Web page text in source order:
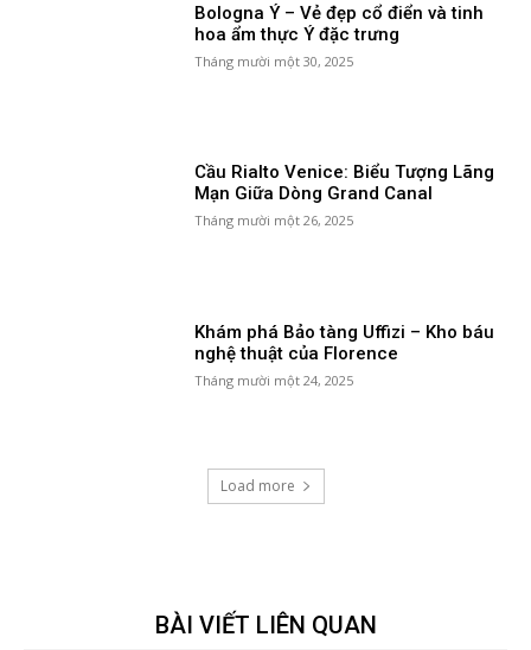
Bologna Ý – Vẻ đẹp cổ điển và tinh
hoa ẩm thực Ý đặc trưng
Tháng mười một 30, 2025
Cầu Rialto Venice: Biểu Tượng Lãng
Mạn Giữa Dòng Grand Canal
Tháng mười một 26, 2025
Khám phá Bảo tàng Uffizi – Kho báu
nghệ thuật của Florence
Tháng mười một 24, 2025
Load more
BÀI VIẾT LIÊN QUAN